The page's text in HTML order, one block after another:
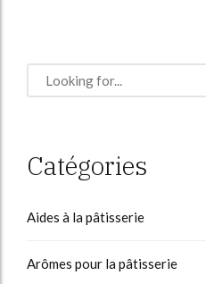
Catégories
Aides à la pâtisserie
Arômes pour la pâtisserie